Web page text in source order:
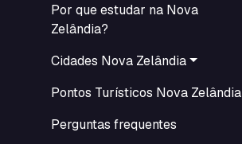
Por que estudar na Nova
Zelândia?
Cidades Nova Zelândia
Pontos Turísticos Nova Zelândia
Perguntas frequentes